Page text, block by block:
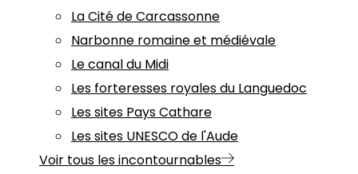
La Cité de Carcassonne
Narbonne romaine et médiévale
Le canal du Midi
Les forteresses royales du Languedoc
Les sites Pays Cathare
Les sites UNESCO de l'Aude
Voir tous les incontournables